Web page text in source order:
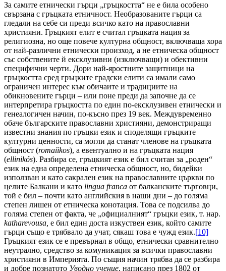
За самите етнически гърци „гръцкостта“ не е била особено
свързана с гръцката етничност. Необразованите гърци са
гледали на себе си преди всичко като на православни
християни. Гръцкият елит е считал гръцката нация за
религиозна, но още повече културна общност, включваща хора
от най-различни етнически произход, а не етническа общност
със собствените й ексклузивни (изключващи) и обективни
специфични черти. Дори най-яростните защитници на
гръцкостта сред гръцките градски елити са имали само
ограничен интерес към обичаите и традициите на
обикновените гърци – или поне преди да започне да се
интерпретира гръцкостта по един по-ексклузивен етнически и
генеалогичен начин, по-късно през 19 век. Междувременно
обаче българските православни християни, демонстриращи
известни знания по гръцки език и споделящи гръцките
културни ценности, са могли да станат членове на гръцката
общност (romaíikos), а евентуално и на гръцката нация
(ellinikós). Разбира се, гръцкият език е бил считан за „роден“
език на една определена етническа общност, но, бидейки
използван и като сакрален език на православните църкви по
целите Балкани и като lingua franca от балканските търговци,
той е бил – почти като английския в наши дни – до голяма
степен лишен от етническа конотация. Това се подсилва до
голяма степен от факта, че „официалният“ гръцки език, т. нар.
katharevousa, е бил един доста изкуствен език, който самите
гърци също е трябвало да учат, сякаш това е чужд език.[10]
Гръцкият език се е превърнал в общо, етнически сравнително
неутрално, средство за комуникация за всички православни
християни в Империята. По същия начин трябва да се разбира
и добре познатото Уводно учение, написано през 1802 от